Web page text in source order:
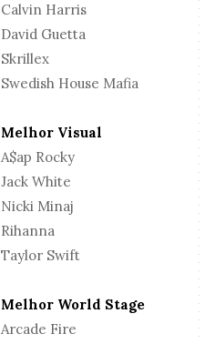
Calvin Harris
David Guetta
Skrillex
Swedish House Mafia
Melhor Visual
A$ap Rocky
Jack White
Nicki Minaj
Rihanna
Taylor Swift
Melhor World Stage
Arcade Fire